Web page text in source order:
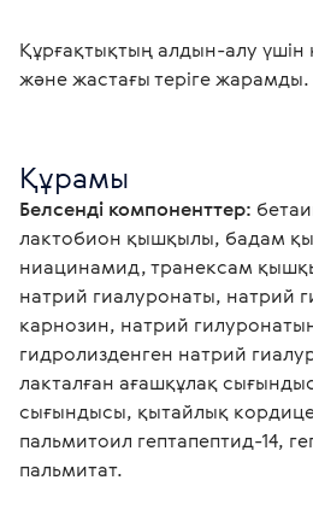
Құрғақтықтың алдын-алу үшін
және жастағы теріге жарамды.
Құрамы
Белсенді компоненттер:
лактобион қышқылы, бадам
ниацинамид, транексам
натрий гиалуронаты, натрий
карнозин, натрий
гидролизденген натрий
лакталған ағашқұлақ
сығындысы, қытайлық
пальмитоил гептапептид-14,
пальмитат.